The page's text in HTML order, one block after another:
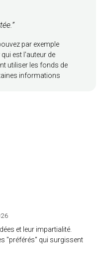
par exemple
est l'auteur de
utiliser les fonds de
informations
et leur impartialité.
"préférés" qui surgissent